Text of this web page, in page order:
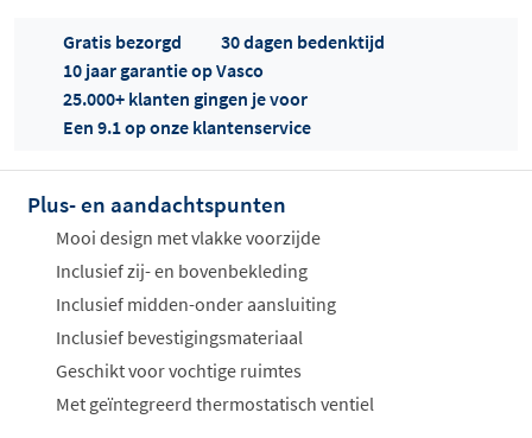
Offertes
ophalen...
Gratis bezorgd
30 dagen bedenktijd
10 jaar garantie op Vasco
25.000+ klanten gingen je voor
Een 9.1 op onze klantenservice
Plus- en aandachtspunten
Mooi design met vlakke voorzijde
Inclusief zij- en bovenbekleding
Inclusief midden-onder aansluiting
Inclusief bevestigingsmateriaal
Geschikt voor vochtige ruimtes
Met geïntegreerd thermostatisch ventiel